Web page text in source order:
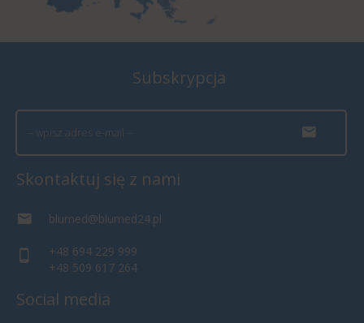
Subskrypcja
Skontaktuj się z nami
blumed@blumed24.pl
+48 694 229 999
+48 509 617 264
Social media